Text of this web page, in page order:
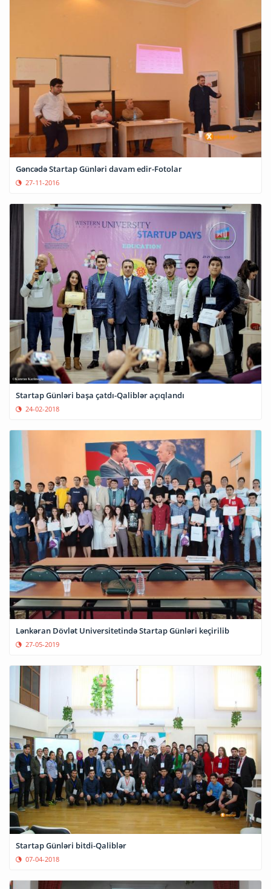
Gəncədə Startap Günləri davam edir-Fotolar
27-11-2016
Startap Günləri başa çatdı-Qaliblər açıqlandı
24-02-2018
Lənkəran Dövlət Universitetində Startap Günləri keçirilib
27-05-2019
Startap Günləri bitdi-Qaliblər
07-04-2018